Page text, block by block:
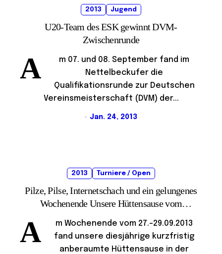
2013 Jugend
U20-Team des ESK gewinnt DVM-
Zwischenrunde
A
m 07. und 08. September fand im
Nettelbeckufer die
Qualifikationsrunde zur Deutschen
Vereinsmeisterschaft (DVM) der...
Jan. 24, 2013
2013 Turniere / Open
Pilze, Pilse, Internetschach und ein gelungenes
Wochenende Unsere Hüttensause vom
A
m Wochenende vom 27.-29.09.2013
fand unsere diesjährige kurzfristig
anberaumte Hüttensause in der